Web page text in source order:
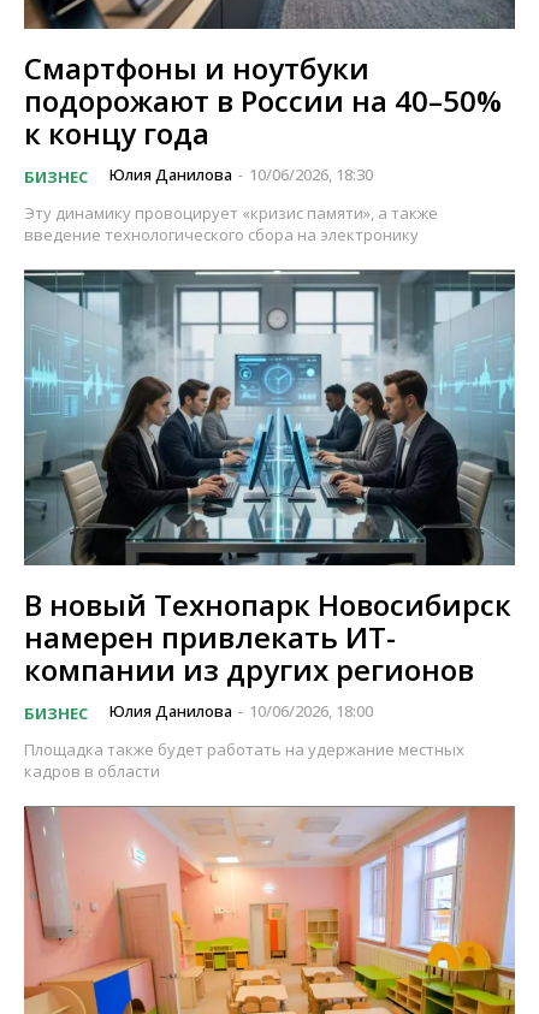
Смартфоны и ноутбуки
подорожают в России на 40–50%
к концу года
БИЗНЕС Юлия Данилова - 10/06/2026, 18:30
Эту динамику провоцирует «кризис памяти», а также
введение технологического сбора на электронику
В новый Технопарк Новосибирск
намерен привлекать ИТ-
компании из других регионов
БИЗНЕС Юлия Данилова - 10/06/2026, 18:00
Площадка также будет работать на удержание местных
кадров в области